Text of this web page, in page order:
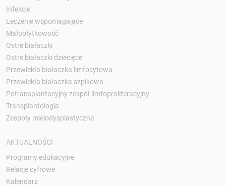
Infekcje
Leczenie wspomagające
Małopłytkowość
Ostre białaczki
Ostre białaczki dziecięce
Przewlekła białaczka limfocytowa
Przewlekła białaczka szpikowa
Potransplantacyjny zespół limfoproliferacyjny
Transplantologia
Zespoły mielodysplastyczne
AKTUALNOŚCI
Programy edukacyjne
Relacje cyfrowe
Kalendarz